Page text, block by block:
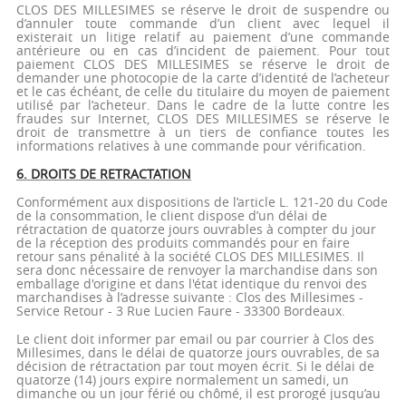
CLOS DES MILLESIMES se réserve le droit de suspendre ou
d’annuler toute commande d’un client avec lequel il
existerait un litige relatif au paiement d’une commande
antérieure ou en cas d’incident de paiement. Pour tout
paiement CLOS DES MILLESIMES se réserve le droit de
demander une photocopie de la carte d’identité de l’acheteur
et le cas échéant, de celle du titulaire du moyen de paiement
utilisé par l’acheteur. Dans le cadre de la lutte contre les
fraudes sur Internet, CLOS DES MILLESIMES se réserve le
droit de transmettre à un tiers de confiance toutes les
informations relatives à une commande pour vérification.
6. DROITS DE RETRACTATION
Conformément aux dispositions de l’article L. 121-20 du Code
de la consommation, le client dispose d’un délai de
rétractation de quatorze jours ouvrables à compter du jour
de la réception des produits commandés pour en faire
retour sans pénalité à la société CLOS DES MILLESIMES. Il
sera donc nécessaire de renvoyer la marchandise dans son
emballage d'origine et dans l'état identique du renvoi des
marchandises à l’adresse suivante : Clos des Millesimes -
Service Retour - 3 Rue Lucien Faure - 33300 Bordeaux.
Le client doit informer par email ou par courrier à Clos des
Millesimes, dans le délai de quatorze jours ouvrables, de sa
décision de rétractation par tout moyen écrit. Si le délai de
quatorze (14) jours expire normalement un samedi, un
dimanche ou un jour férié ou chômé, il est prorogé jusqu’au